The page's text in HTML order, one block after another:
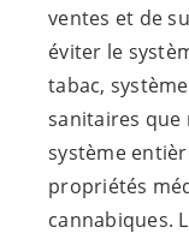
ventes et de
éviter le
tabac,
sanitaires que
système
propriétés
cannabiques.